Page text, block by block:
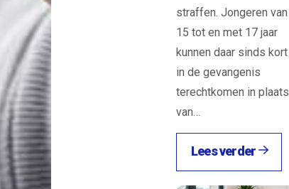
van hun
In de
de
op
slechts
straffen. Jongeren van
15 tot en met 17 jaar
kunnen daar sinds kort
in de gevangenis
terechtkomen in plaats
van…
Lees verder